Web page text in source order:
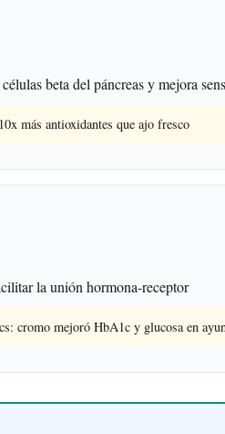
beta del páncreas y mejora
más antioxidantes que ajo fresco
la unión hormona-receptor
cromo mejoró HbA1c y glucosa en